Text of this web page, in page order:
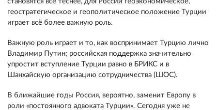
геостратегическое и геополитическое положение Турции
играет всё более важную роль.
Важную роль играет и то, как воспринимает Турцию лично
Владимир Путин; российская поддержка значительно
упростит вступление Турции равно в БРИКС и в
Шанхайскую организацию сотрудничества (ШОС).
В ближайшие годы Россия, вероятно, заменит Европу в
роли «постоянного адвоката Турции». Сегодня уже не